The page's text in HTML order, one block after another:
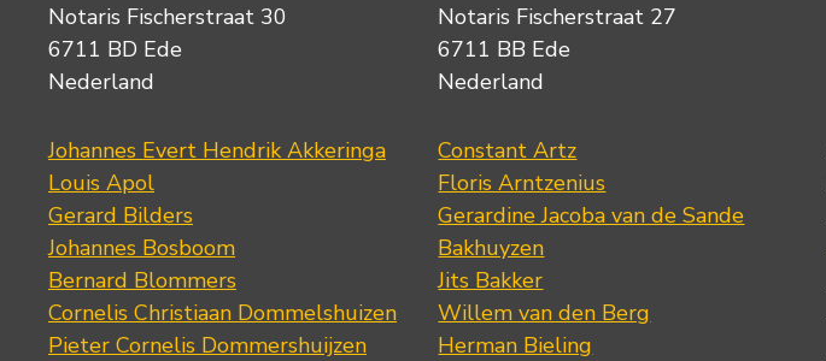
Notaris Fischerstraat 30
6711 BD Ede
Nederland
Johannes Evert Hendrik Akkeringa
Louis Apol
Gerard Bilders
Johannes Bosboom
Bernard Blommers
Cornelis Christiaan Dommelshuizen
Pieter Cornelis Dommershuijzen
Notaris Fischerstraat 27
6711 BB Ede
Nederland
Constant Artz
Floris Arntzenius
Gerardine Jacoba van de Sande
Bakhuyzen
Jits Bakker
Willem van den Berg
Herman Bieling